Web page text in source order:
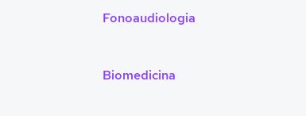
Fonoaudiologia
Biomedicina